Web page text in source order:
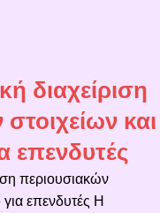
διαχείριση
και
επενδυτές
περιουσιακών
επενδυτές Η